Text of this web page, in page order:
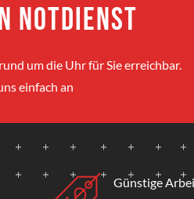
Notdienst
um die Uhr für Sie erreichbar.
einfach an
Günstige